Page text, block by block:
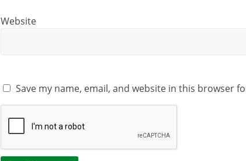
Website
Save my name, email, and website in this browser